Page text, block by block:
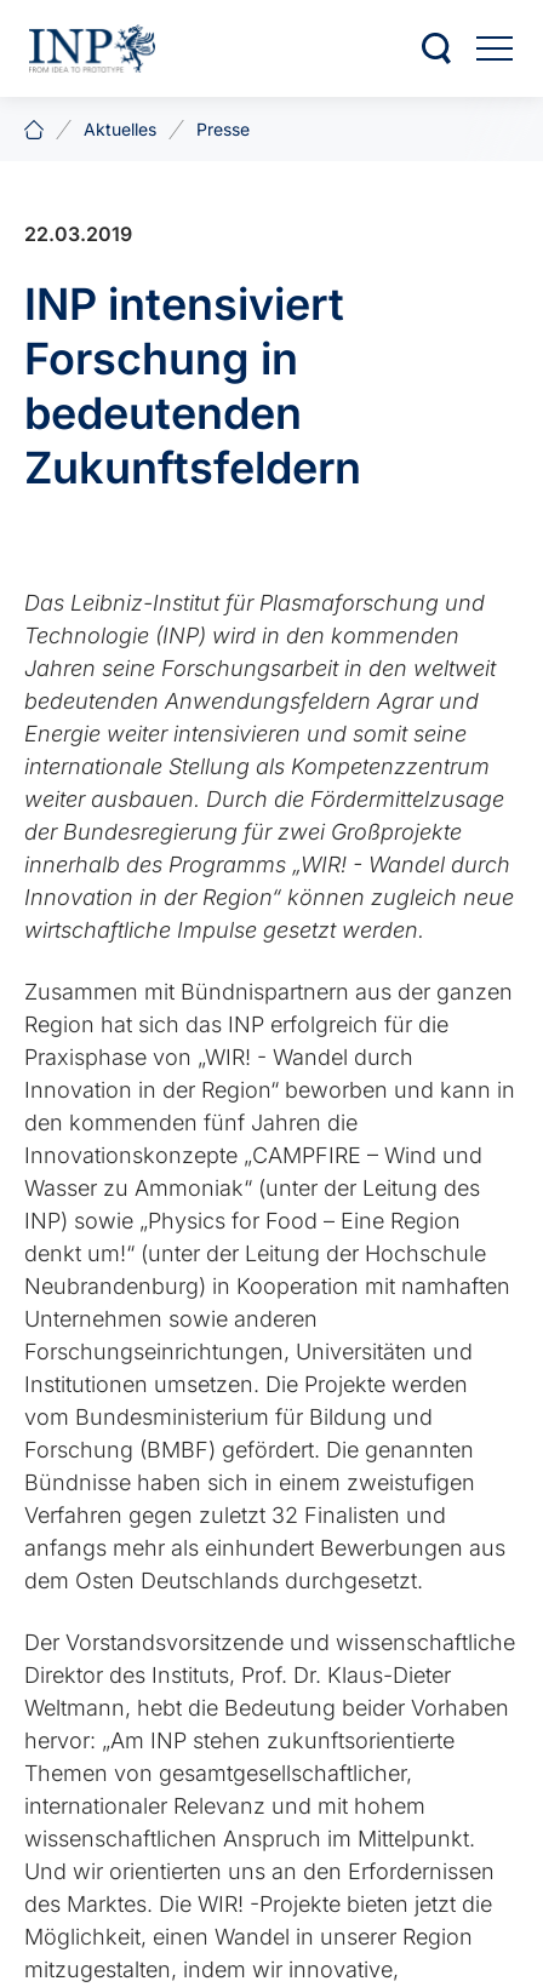
Aktuelles Presse
22.03.2019
INP intensiviert
Forschung in
bedeutenden
Zukunftsfeldern
Das Leibniz-Institut für Plasmaforschung und
Technologie (INP) wird in den kommenden
Jahren seine Forschungsarbeit in den weltweit
bedeutenden Anwendungsfeldern Agrar und
Energie weiter intensivieren und somit seine
internationale Stellung als Kompetenzzentrum
weiter ausbauen. Durch die Fördermittelzusage
der Bundesregierung für zwei Großprojekte
innerhalb des Programms „WIR! - Wandel durch
Innovation in der Region“ können zugleich neue
wirtschaftliche Impulse gesetzt werden.
Zusammen mit Bündnispartnern aus der ganzen
Region hat sich das INP erfolgreich für die
Praxisphase von „WIR! - Wandel durch
Innovation in der Region“ beworben und kann in
den kommenden fünf Jahren die
Innovationskonzepte „CAMPFIRE – Wind und
Wasser zu Ammoniak“ (unter der Leitung des
INP) sowie „Physics for Food – Eine Region
denkt um!“ (unter der Leitung der Hochschule
Neubrandenburg) in Kooperation mit namhaften
Unternehmen sowie anderen
Forschungseinrichtungen, Universitäten und
Institutionen umsetzen. Die Projekte werden
vom Bundesministerium für Bildung und
Forschung (BMBF) gefördert. Die genannten
Bündnisse haben sich in einem zweistufigen
Verfahren gegen zuletzt 32 Finalisten und
anfangs mehr als einhundert Bewerbungen aus
dem Osten Deutschlands durchgesetzt.
Der Vorstandsvorsitzende und wissenschaftliche
Direktor des Instituts, Prof. Dr. Klaus-Dieter
Weltmann, hebt die Bedeutung beider Vorhaben
hervor: „Am INP stehen zukunftsorientierte
Themen von gesamtgesellschaftlicher,
internationaler Relevanz und mit hohem
wissenschaftlichen Anspruch im Mittelpunkt.
Und wir orientierten uns an den Erfordernissen
des Marktes. Die WIR! -Projekte bieten jetzt die
Möglichkeit, einen Wandel in unserer Region
mitzugestalten, indem wir innovative,